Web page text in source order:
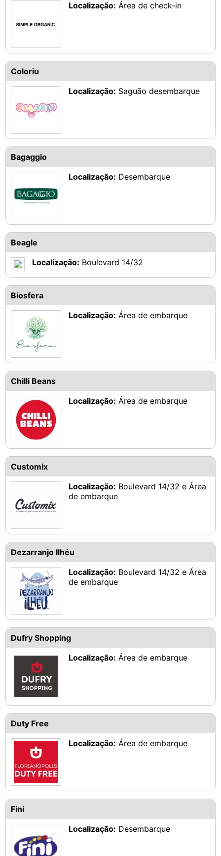
Localização: Área de check-in
Coloriu
Localização: Saguão desembarque
Bagaggio
Localização: Desembarque
Beagle
Localização: Boulevard 14/32
Biosfera
Localização: Área de embarque
Chilli Beans
Localização: Área de embarque
Customix
Localização: Boulevard 14/32 e Área
de embarque
Dezarranjo Ilhéu
Localização: Boulevard 14/32 e Área
de embarque
Dufry Shopping
Localização: Área de embarque
Duty Free
Localização: Área de embarque
Fini
Localização: Desembarque